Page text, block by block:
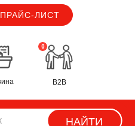
ЛИСТ
0
B2B
НАЙТИ